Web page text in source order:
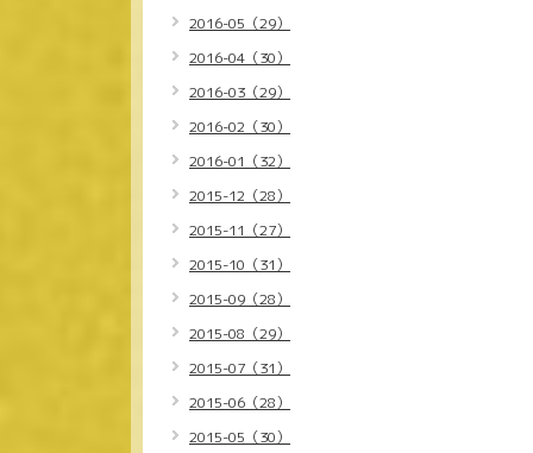
2016-05（29）
2016-04（30）
2016-03（29）
2016-02（30）
2016-01（32）
2015-12（28）
2015-11（27）
2015-10（31）
2015-09（28）
2015-08（29）
2015-07（31）
2015-06（28）
2015-05（30）